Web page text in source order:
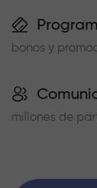
bonos y
millones de